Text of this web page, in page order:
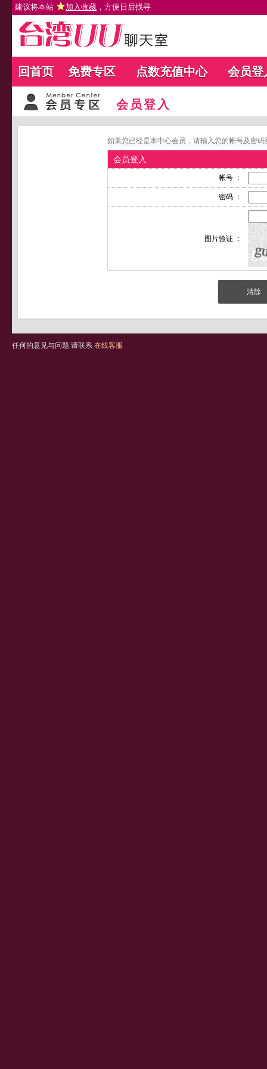
建议将本站 加入收藏 ，方便日后找寻
回首页 免费专区 点数充值中心 会员登
会员登入
如果您已经是本中心会员，请输入您的帐号及密
会员登入
帐号 ：
密码 ：
图片验证 ：
任何的意见与问题 请联系 在线客服